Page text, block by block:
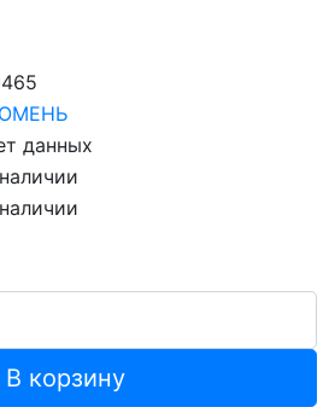
данных
В корзину